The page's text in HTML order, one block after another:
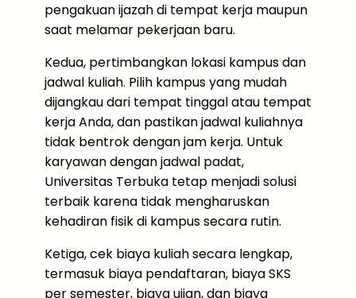
pengakuan ijazah di tempat kerja maupun
saat melamar pekerjaan baru.
Kedua, pertimbangkan lokasi kampus dan
jadwal kuliah. Pilih kampus yang mudah
dijangkau dari tempat tinggal atau tempat
kerja Anda, dan pastikan jadwal kuliahnya
tidak bentrok dengan jam kerja. Untuk
karyawan dengan jadwal padat,
Universitas Terbuka tetap menjadi solusi
terbaik karena tidak mengharuskan
kehadiran fisik di kampus secara rutin.
Ketiga, cek biaya kuliah secara lengkap,
termasuk biaya pendaftaran, biaya SKS
per semester, biaya ujian, dan biaya